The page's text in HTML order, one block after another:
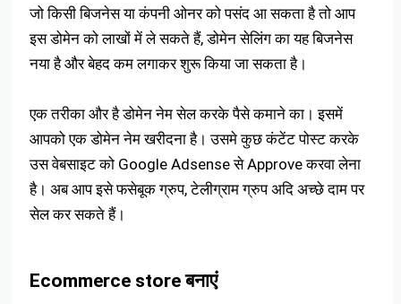
जो किसी बिजनेस या कंपनी ओनर को पसंद आ सकता है तो आप
इस डोमेन को लाखों में ले सकते हैं, डोमेन सेलिंग का यह बिजनेस
नया है और बेहद कम लगाकर शुरू किया जा सकता है।
एक तरीका और है डोमेन नेम सेल करके पैसे कमाने का। इसमें
आपको एक डोमेन नेम खरीदना है। उसमे कुछ कंटेंट पोस्ट करके
उस वेबसाइट को Google Adsense से Approve करवा लेना
है। अब आप इसे फसेबूक ग्रुप, टेलीग्राम ग्रुप अदि अच्छे दाम पर
सेल कर सकते हैं।
Ecommerce store बनाएं